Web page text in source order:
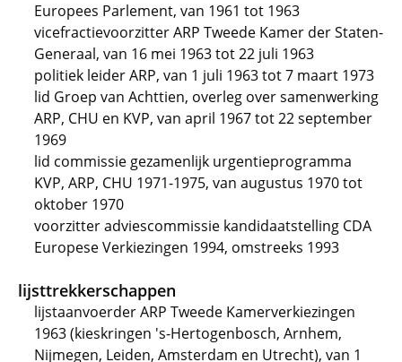
Europees Parlement, van 1961 tot 1963
vicefractievoorzitter ARP Tweede Kamer der Staten-
Generaal, van 16 mei 1963 tot 22 juli 1963
politiek leider ARP, van 1 juli 1963 tot 7 maart 1973
lid Groep van Achttien, overleg over samenwerking
ARP, CHU en KVP, van april 1967 tot 22 september
1969
lid commissie gezamenlijk urgentieprogramma
KVP, ARP, CHU 1971-1975, van augustus 1970 tot
oktober 1970
voorzitter adviescommissie kandidaatstelling CDA
Europese Verkiezingen 1994, omstreeks 1993
lijsttrekkerschappen
lijstaanvoerder ARP Tweede Kamerverkiezingen
1963 (kieskringen 's-Hertogenbosch, Arnhem,
Nijmegen, Leiden, Amsterdam en Utrecht), van 1